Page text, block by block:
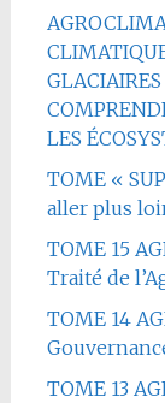
LES
TOME «
aller plus
TOME 15
Traité de
TOME 14
TOME 13